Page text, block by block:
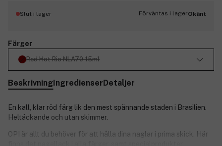
Slut i lager Förväntas i lagerOkänt
Färger
Red Hot Rio NLA70 15ml
BeskrivningIngredienserDetaljer
En kall, klar röd färg lik den mest spännande staden i Brasilien.
Heltäckande och utan skimmer.
OPI är allt du behöver för att hålla dina naglar i prima skick. Här